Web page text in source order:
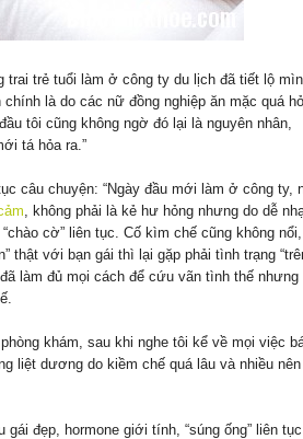
trai trẻ tuổi làm ở công ty du lịch đã tiết lộ
chính là do các nữ đồng nghiệp ăn mặc quá
tôi cũng không ngờ đó lại là nguyên nhân,
tá hỏa ra.”
câu chuyện: “Ngày đầu mới làm ở công ty,
, không phải là kẻ hư hỏng nhưng do dễ
cờ” liên tục. Cố kìm chế cũng không
thật với bạn gái thì lại gặp phải tình trạng
làm đủ mọi cách để cứu vãn tình thế nhưng
khám, sau khi nghe tôi kể về mọi việc
liệt dương do kiềm chế quá lâu và nhiều nên
đẹp, hormone giới tính, “súng ống” liên tục